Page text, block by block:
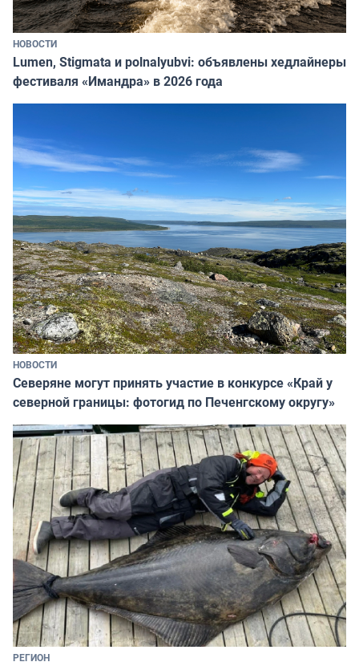
НОВОСТИ
Lumen, Stigmata и polnalyubvi: объявлены хедлайнеры
фестиваля «Имандра» в 2026 года
НОВОСТИ
Северяне могут принять участие в конкурсе «Край у
северной границы: фотогид по Печенгскому округу»
РЕГИОН